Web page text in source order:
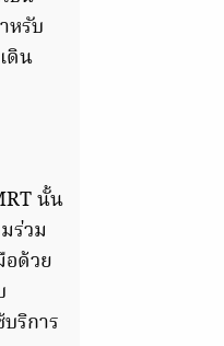
หรับ
ดิน
นั้น
ร่วม
อด้วย
ริการ